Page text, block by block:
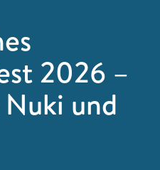
2026 –
und